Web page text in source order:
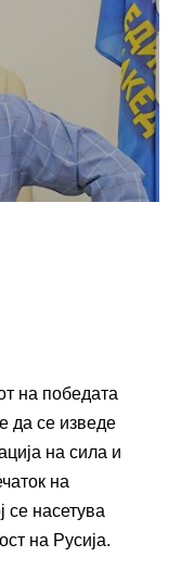
на победата
да се изведе
на сила и
на
се насетува
на Русија.